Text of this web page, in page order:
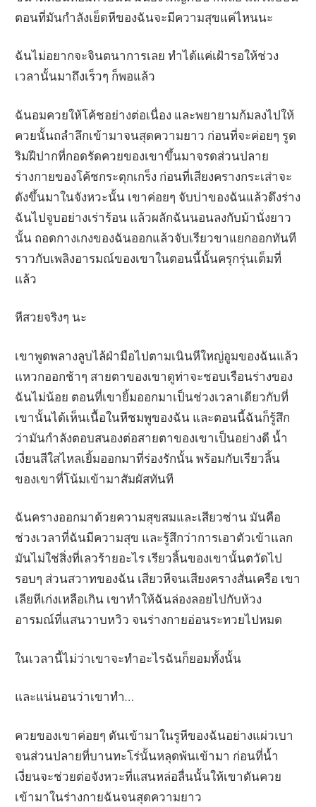
ตอนที่มันกำลังเย็ดหีของฉันจะมีความสุขแค่ไหนนะ
ฉันไม่อยากจะจินตนาการเลย ทำได้แค่เฝ้ารอให้ช่วง
เวลานั้นมาถึงเร็วๆ ก็พอแล้ว
ฉันอมควยให้โค้ชอย่างต่อเนื่อง และพยายามก้มลงไปให้
ควยนั้นถลำลึกเข้ามาจนสุดความยาว ก่อนที่จะค่อยๆ รูด
ริมฝีปากที่กอดรัดควยของเขาขึ้นมาจรดส่วนปลาย
ร่างกายของโค้ชกระตุกเกร็ง ก่อนที่เสียงครางกระเส่าจะ
ดังขึ้นมาในจังหวะนั้น เขาค่อยๆ จับบ่าของฉันแล้วดึงร่าง
ฉันไปจูบอย่างเร่าร้อน แล้วผลักฉันนอนลงกับม้านั่งยาว
นั้น ถอดกางเกงของฉันออกแล้วจับเรียวขาแยกออกทันที
ราวกับเพลิงอารมณ์ของเขาในตอนนี้นั้นครุกรุ่นเต็มที่
แล้ว
หีสวยจริงๆ นะ
เขาพูดพลางลูบไล้ฝ่ามือไปตามเนินหีใหญ่อูมของฉันแล้ว
แหวกออกช้าๆ สายตาของเขาดูท่าจะชอบเรือนร่างของ
ฉันไม่น้อย ตอนที่เขายิ้มออกมาเป็นช่วงเวลาเดียวกับที่
เขานั้นได้เห็นเนื้อในหีชมพูของฉัน และตอนนี้ฉันก็รู้สึก
ว่ามันกำลังตอบสนองต่อสายตาของเขาเป็นอย่างดี น้ำ
เงี่ยนสีใสไหลเยิ้มออกมาที่ร่องรักนั้น พร้อมกับเรียวลิ้น
ของเขาที่โน้มเข้ามาสัมผัสทันที
ฉันครางออกมาด้วยความสุขสมและเสียวซ่าน มันคือ
ช่วงเวลาที่ฉันมีความสุข และรู้สึกว่าการเอาตัวเข้าแลก
มันไม่ใช่สิ่งที่เลวร้ายอะไร เรียวลิ้นของเขานั้นตวัดไป
รอบๆ ส่วนสวาทของฉัน เสียวหีจนเสียงครางสั่นเครือ เขา
เลียหีเก่งเหลือเกิน เขาทำให้ฉันล่องลอยไปกับห้วง
อารมณ์ที่แสนวาบหวิว จนร่างกายอ่อนระทวยไปหมด
ในเวลานี้ไม่ว่าเขาจะทำอะไรฉันก็ยอมทั้งนั้น
และแน่นอนว่าเขาทำ…
ควยของเขาค่อยๆ ดันเข้ามาในรูหีของฉันอย่างแผ่วเบา
จนส่วนปลายที่บานทะโร่นั้นหลุดพ้นเข้ามา ก่อนที่น้ำ
เงี่ยนจะช่วยต่อจังหวะที่แสนหล่อลื่นนั้นให้เขาดันควย
เข้ามาในร่างกายฉันจนสุดความยาว